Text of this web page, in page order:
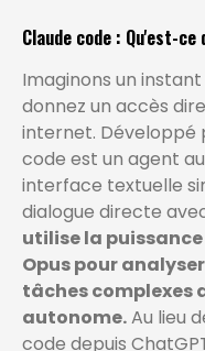
Claude code : Qu'est-ce
Imaginons un
donnez un accès
internet. Développé
code est un agent
interface textuelle
dialogue directe
utilise la
Opus pour
tâches complexes
autonome.Au lieu
code depuis